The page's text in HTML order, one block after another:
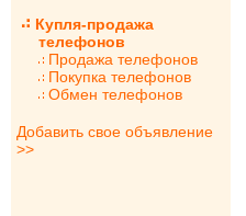
Купля-продажа
телефонов
Продажа телефонов
Покупка телефонов
Обмен телефонов
Добавить свое объявление
>>